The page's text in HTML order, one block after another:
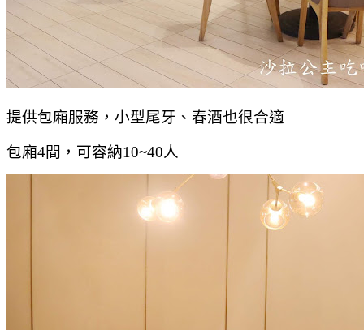
提供包廂服務，小型尾牙、春酒也很合適
包廂4間，可容納10~40人